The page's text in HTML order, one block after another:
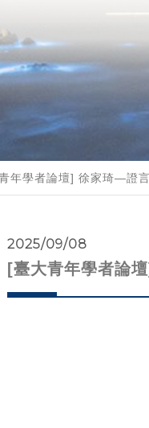
年學者論壇] 徐家琦—證
2025/09/08
[臺大青年學者論